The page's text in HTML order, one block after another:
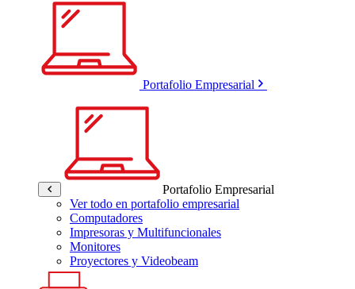
Portafolio Empresarial
Portafolio Empresarial
Ver todo en portafolio empresarial
Computadores
Impresoras y Multifuncionales
Monitores
Proyectores y Videobeam